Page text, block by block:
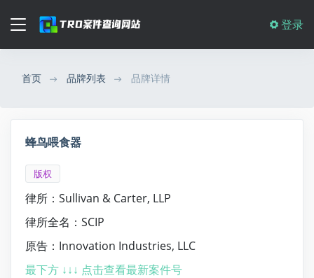
登录
首页 品牌列表 品牌详情
蜂鸟喂食器
版权
律所：Sullivan & Carter, LLP
律所全名：SCIP
原告：Innovation Industries, LLC
最下方 ↓↓↓ 点击查看最新案件号